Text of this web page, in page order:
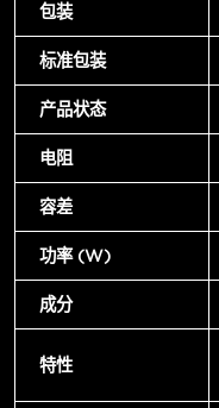
包装
标准包装
产品状态
电阻
容差
功率 (W)
成分
特性